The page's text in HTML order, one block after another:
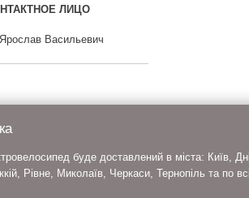
ЛИЦО
Ярослав Васильевич
буде доставлений в міста: Київ,
Рівне, Миколаїв, Черкаси, Тернопіль та по